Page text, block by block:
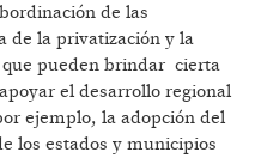
de las
de la privatización y la
pueden brindar cierta
el desarrollo regional
ejemplo, la adopción del
los estados y municipios